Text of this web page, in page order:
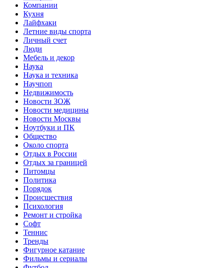
Компании
Кухня
Лайфхаки
Летние виды спорта
Личный счет
Люди
Мебель и декор
Наука
Наука и техника
Научпоп
Недвижимость
Новости ЗОЖ
Новости медицины
Новости Москвы
Ноутбуки и ПК
Общество
Около спорта
Отдых в России
Отдых за границей
Питомцы
Политика
Порядок
Происшествия
Психология
Ремонт и стройка
Софт
Теннис
Тренды
Фигурное катание
Фильмы и сериалы